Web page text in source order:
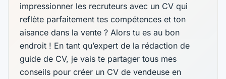
impressionner les recruteurs avec un CV qui
reflète parfaitement tes compétences et ton
aisance dans la vente ? Alors tu es au bon
endroit ! En tant qu’expert de la rédaction de
guide de CV, je vais te partager tous mes
conseils pour créer un CV de vendeuse en